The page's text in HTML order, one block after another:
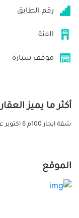
رقم الطابق
الفئة
موقف سيارة
أكثر ما يميز العقار
شقة ايجار 100م 6 اكتوبر علي محور جمال مباشرة جميع الخدمات24ساعة
الموقع